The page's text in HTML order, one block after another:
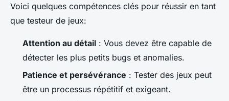
Voici quelques compétences clés pour réussir en tant
que testeur de jeux:
Attention au détail : Vous devez être capable de
détecter les plus petits bugs et anomalies.
Patience et persévérance : Tester des jeux peut
être un processus répétitif et exigeant.